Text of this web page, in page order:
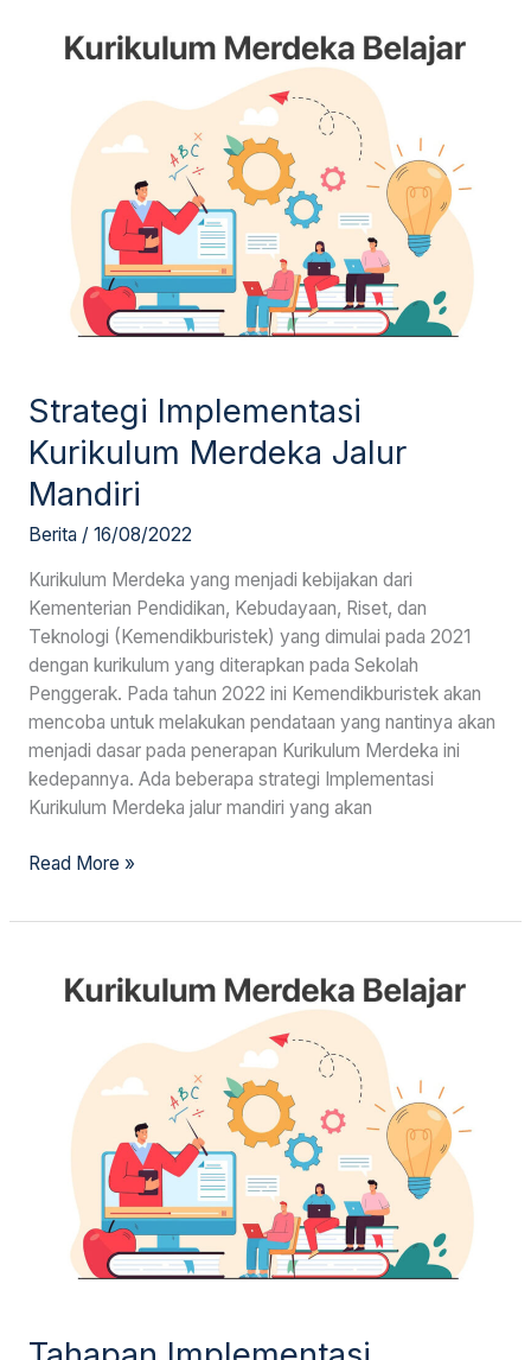
Strategi Implementasi
Kurikulum Merdeka Jalur
Mandiri
Berita / 16/08/2022
Kurikulum Merdeka yang menjadi kebijakan dari
Kementerian Pendidikan, Kebudayaan, Riset, dan
Teknologi (Kemendikburistek) yang dimulai pada 2021
dengan kurikulum yang diterapkan pada Sekolah
Penggerak. Pada tahun 2022 ini Kemendikburistek akan
mencoba untuk melakukan pendataan yang nantinya akan
menjadi dasar pada penerapan Kurikulum Merdeka ini
kedepannya. Ada beberapa strategi Implementasi
Kurikulum Merdeka jalur mandiri yang akan
Implementasi
Mandiri
Read More »
Implementasi